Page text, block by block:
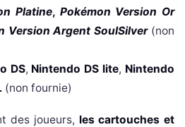
Platine, Pokémon Version Or
Version Argent SoulSilver(non
DS, Nintendo DS lite, Nintendo
(non fournie)
des joueurs, les cartouches et